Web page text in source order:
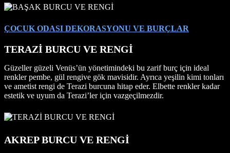
ÇOCUK ODASI DEKORASYONU VE BURÇLAR
TERAZİ BURCU VE RENGİ
Güzeller güzeli Venüs’ün yönetimindeki bu zarif burç için ideal
renkler pembe, gül rengive gök mavisidir. Ayrıca yeşilin kimi tonları
ve ametist rengi de Terazi burcuna hitap eder. Elbette renkler kadar
estetik ve uyum da Terazi’ler için vazgeçilmezdir.
AKREP BURCU VE RENGİ